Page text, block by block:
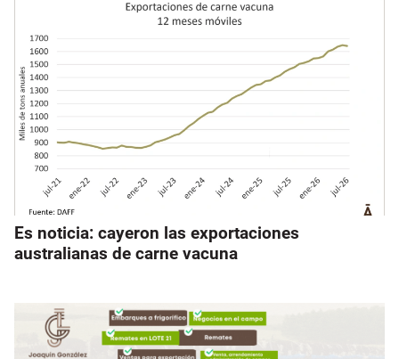
Es noticia: cayeron las exportaciones
australianas de carne vacuna